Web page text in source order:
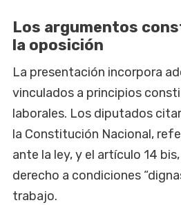
Los argumentos
la oposición
La presentación incorpora
vinculados a principios
laborales. Los diputados
la Constitución Nacional,
ante la ley, y el artículo 14
derecho a condiciones
trabajo.